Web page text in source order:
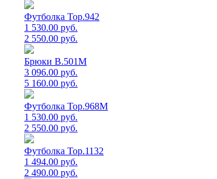
Футболка Top.942
1 530.00 руб.
2 550.00 руб.
Брюки B.501M
3 096.00 руб.
5 160.00 руб.
Футболка Top.968M
1 530.00 руб.
2 550.00 руб.
Футболка Top.1132
1 494.00 руб.
2 490.00 руб.